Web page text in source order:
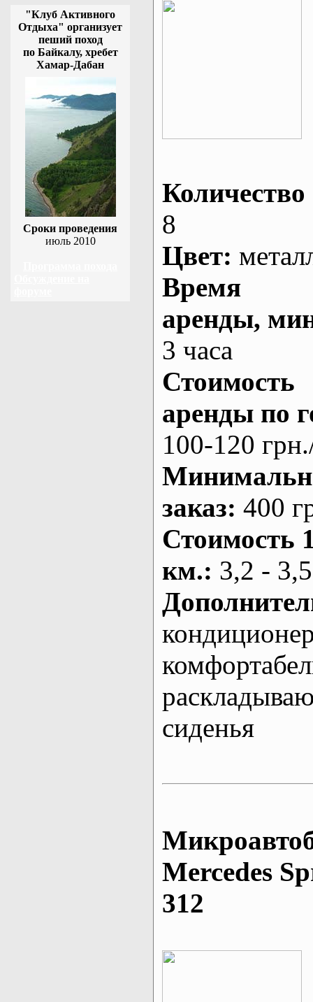
"Клуб Активного
Отдыха" организует
пеший поход
по Байкалу, хребет
Хамар-Дабан
Сроки проведения
июль 2010
Количество
8
Цвет:
Время
аренды,
3 часа
Стоимость
аренды по
100-120
заказ: 400
Стоимость
км.: 3,2 -
сиденья
Mеrcedes
312